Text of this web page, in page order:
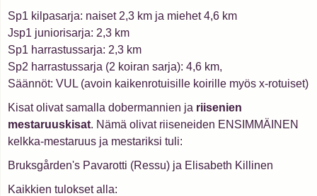
Sp1 kilpasarja: naiset 2,3 km ja miehet 4,6 km
Jsp1 juniorisarja: 2,3 km
Sp1 harrastussarja: 2,3 km
Sp2 harrastussarja (2 koiran sarja): 4,6 km,
Säännöt: VUL (avoin kaikenrotuisille koirille myös x-rotuiset)
Kisat olivat samalla dobermannien ja riisenien
mestaruuskisat. Nämä olivat riiseneiden ENSIMMÄINEN
kelkka-mestaruus ja mestariksi tuli:
Bruksgården's Pavarotti (Ressu) ja Elisabeth Killinen
Kaikkien tulokset alla: